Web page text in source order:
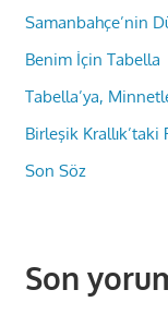
Samanbahçe’nin
Benim İçin Tabella
Tabella’ya,
Birleşik
Son Söz
Son